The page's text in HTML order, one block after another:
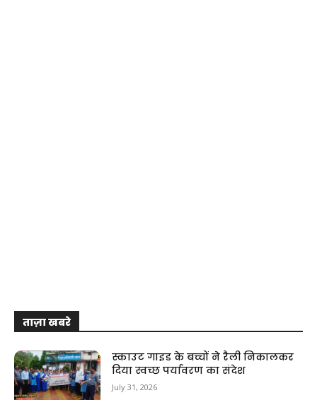
ताज़ा खबरे
स्काउट गाइड के बच्चों ने रैली निकालकर
दिया स्वच्छ पर्यावरण का संदेश
July 31, 2026